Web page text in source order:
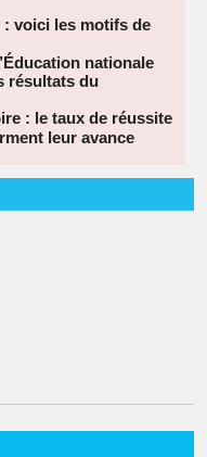
: voici les motifs de
nationale
résultats du
: le taux de réussite
leur avance